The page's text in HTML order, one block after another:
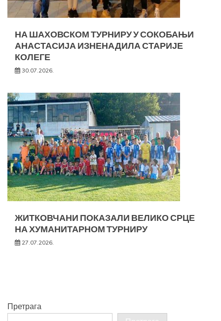
НА ШАХОВСКОМ ТУРНИРУ У СОКОБАЊИ
АНАСТАСИЈА ИЗНЕНАДИЛА СТАРИЈЕ
КОЛЕГЕ
30.07.2026.
ЖИТКОВЧАНИ ПОКАЗАЛИ ВЕЛИКО СРЦЕ
НА ХУМАНИТАРНОМ ТУРНИРУ
27.07.2026.
Претрага